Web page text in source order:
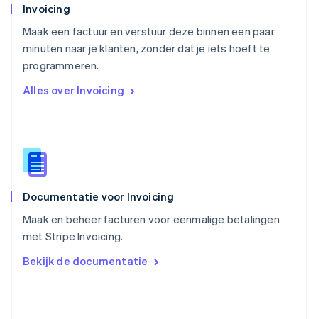
Invoicing
Maak een factuur en verstuur deze binnen een paar
minuten naar je klanten, zonder dat je iets hoeft te
programmeren.
Alles over Invoicing
Documentatie voor Invoicing
Maak en beheer facturen voor eenmalige betalingen
met Stripe Invoicing.
Bekijk de documentatie
Português
English
Singapore
English简体中文
EnglishItaliano
Español
Thailand
Tsjechië
Vasteland van China
简体中文 English
English